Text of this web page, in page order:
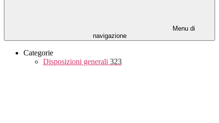
Menu di
navigazione
Categorie
Disposizioni generali 323